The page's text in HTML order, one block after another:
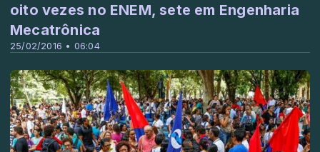
25/02/2016 • 06:04
oito vezes no ENEM, sete em Engenharia
Mecatrônica